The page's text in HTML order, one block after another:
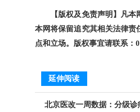
【版权及免责声明】凡本网
本网将保留追究其相关法律责
点和立场。版权事宜请联系：
延伸阅读
北京医改一周数据：分级诊